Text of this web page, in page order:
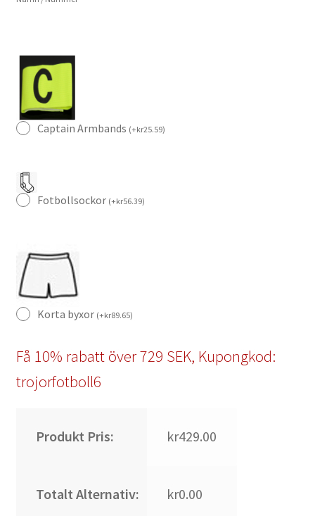
mängd
Captain Armbands (+kr25.59)
Fotbollsockor (+kr56.39)
Korta byxor (+kr89.65)
Få 10% rabatt över 729 SEK, Kupongkod:
trojorfotboll6
Produkt Pris: kr429.00
Totalt Alternativ: kr0.00